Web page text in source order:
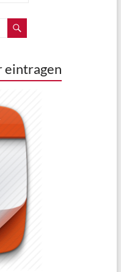
eintragen